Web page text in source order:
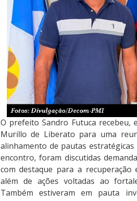
O prefeito Sandro Futuca recebeu,
Murillo de Liberato para uma
alinhamento de pautas
encontro, foram discutidas
com destaque para a recuperação
além de ações voltadas ao
Também estiveram em pauta